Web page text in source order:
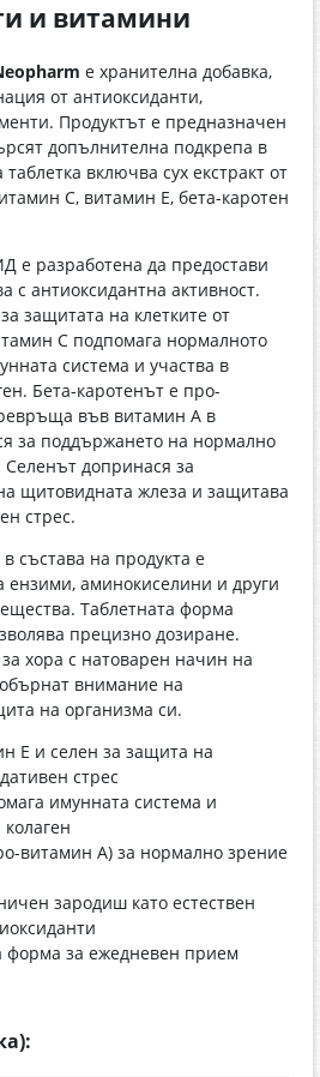
и витамини
е хранителна добавка,
от антиоксиданти,
Продуктът е предназначен
допълнителна подкрепа в
включва сух екстракт от
С, витамин Е, бета-каротен
е разработена да предостави
с антиоксидантна активност.
защитата на клетките от
С подпомага нормалното
система и участва в
Бета-каротенът е про-
във витамин А в
за поддържането на нормално
допринася за
щитовидната жлеза и защитава
стрес.
състава на продукта е
ензими, аминокиселини и други
Таблетната форма
прецизно дозиране.
хора с натоварен начин на
внимание на
на организма си.
Е и селен за защита на
стрес
имунната система и
витамин А) за нормално зрение
зародиш като естествен
форма за ежедневен прием